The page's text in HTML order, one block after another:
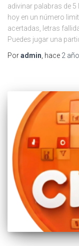
adivinar palabras de 5
hoy en un número
acertadas, letras
Puedes jugar una
Poradmin, hace 2